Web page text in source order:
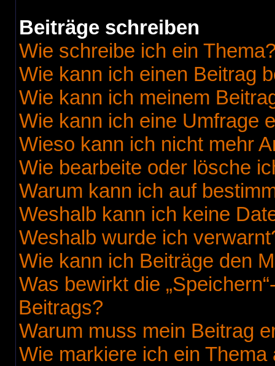
Beiträge schreiben
Wie schreibe ich ein
Wie kann ich einen Beitrag
Wie kann ich meinem
Wie kann ich eine Umfrage
Wieso kann ich nicht mehr
Wie bearbeite oder lösche
Warum kann ich auf
Weshalb kann ich keine
Weshalb wurde ich
Wie kann ich Beiträge den
Was bewirkt die
Beitrags?
Warum muss mein Beitrag
Wie markiere ich ein Thema